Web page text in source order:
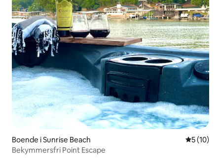
Boende i Sunrise Beach 5 av 5 i
5 (10)
Bekymmersfri Point Escape